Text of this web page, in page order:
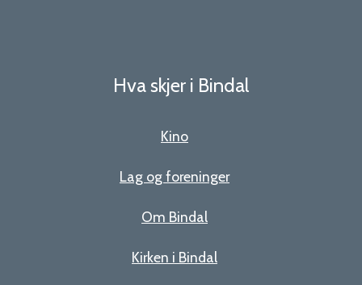
Hva skjer i Bindal
Kino
Lag og foreninger
Om Bindal
Kirken i Bindal